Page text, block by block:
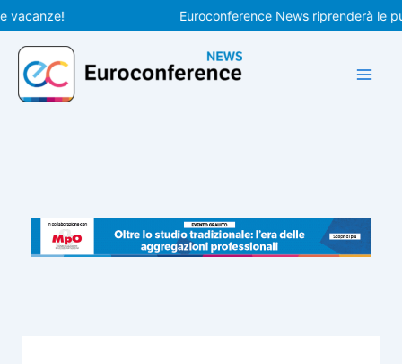
Vai
al
contenuto
Euroconference News riprenderà le